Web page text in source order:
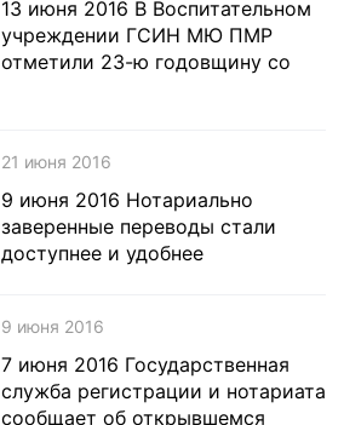
13 июня 2016 В Воспитательном
учреждении ГСИН МЮ ПМР
отметили 23-ю годовщину со
21 июня 2016
9 июня 2016 Нотариально
заверенные переводы стали
доступнее и удобнее
9 июня 2016
7 июня 2016 Государственная
служба регистрации и нотариата
сообщает об открывшемся